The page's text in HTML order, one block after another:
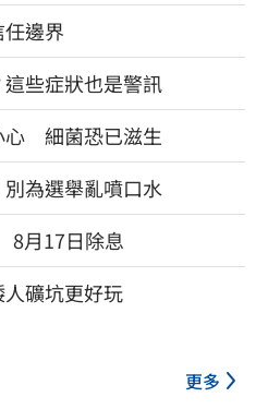
邊界
些症狀也是警訊
心 細菌恐已滋生
為選舉亂噴口水
月17日除息
礦坑更好玩
更多